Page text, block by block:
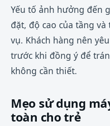
Yếu tố ảnh hưởng đến
đặt, độ cao của tầng
vụ. Khách hàng nên
trước khi đồng ý để
không cần thiết.
Mẹo sử dụng
toàn cho trẻ